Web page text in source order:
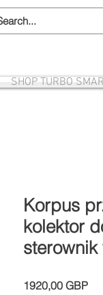
SHOP TURBO
Korpus
kolektor
1920,00 GBP